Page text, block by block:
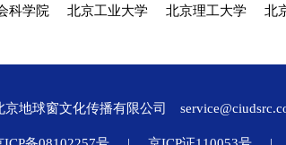
科学院 北京工业大学 北京理工大学 北
京地球窗文化传播有限公司